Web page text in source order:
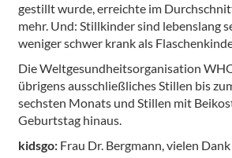
gestillt wurde, erreichte im
mehr. Und: Stillkinder sind lebenslang
weniger schwer krank als
Die Weltgesundheitsorganisation
übrigens ausschließliches Stillen bis
sechsten Monats und Stillen mit
Geburtstag hinaus.
kidsgo:Frau Dr. Bergmann, vielen